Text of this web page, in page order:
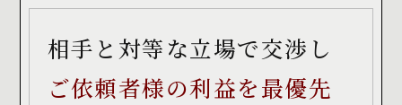
相手と対等な立場で交渉し
ご依頼者様の利益を最優先